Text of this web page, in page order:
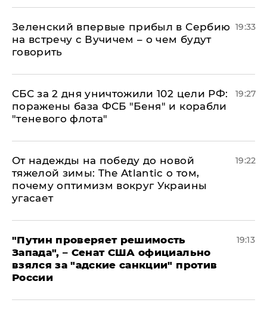
Зеленский впервые прибыл в Сербию
на встречу с Вучичем – о чем будут
говорить
19:33
СБС за 2 дня уничтожили 102 цели РФ:
поражены база ФСБ "Беня" и корабли
"теневого флота"
19:27
От надежды на победу до новой
тяжелой зимы: The Atlantic о том,
почему оптимизм вокруг Украины
угасает
19:22
"Путин проверяет решимость
Запада", – Сенат США официально
взялся за "адские санкции" против
России
19:13